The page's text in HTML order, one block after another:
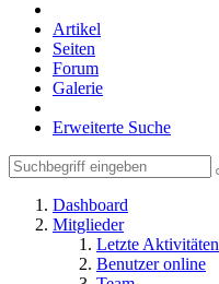
Artikel
Seiten
Forum
Galerie
Erweiterte Suche
Dashboard
Mitglieder
Letzte Aktivitäten
Benutzer online